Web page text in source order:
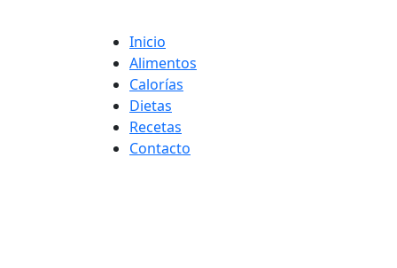
Adelgaza con en
Inicio
Alimentos
Calorías
Dietas
Recetas
Contacto